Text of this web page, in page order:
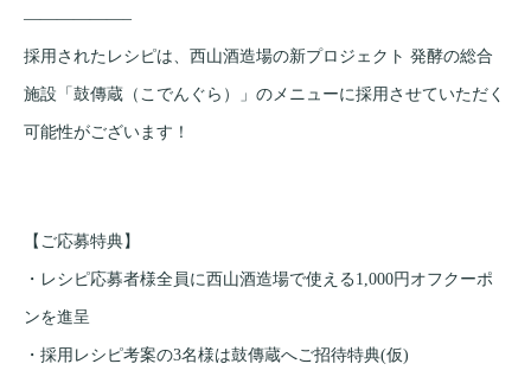
——————–
採用されたレシピは、西山酒造場の新プロジェクト 発酵の総合
施設「鼓傳蔵（こでんぐら）」のメニューに採用させていただく
可能性がございます！
【ご応募特典】
・レシピ応募者様全員に西山酒造場で使える1,000円オフクーポ
ンを進呈
・採用レシピ考案の3名様は鼓傳蔵へご招待特典(仮)